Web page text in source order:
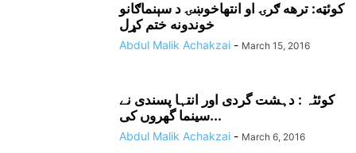
کوئټه: ترهه ګرۍ او انتهاخوښۍ د سېنماګانو
خوندونه ختم کړل
Abdul Malik Achakzai - March 15, 2016
کوئٹہ : دہشت گردی اور انتہا پسندی نے
سینما گھروں کی...
Abdul Malik Achakzai - March 6, 2016